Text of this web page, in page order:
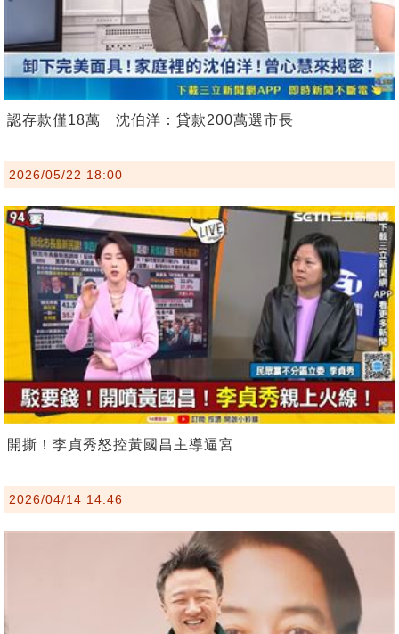
認存款僅18萬 沈伯洋：貸款200萬選市長
2026/05/22 18:00
開撕！李貞秀怒控黃國昌主導逼宮
2026/04/14 14:46